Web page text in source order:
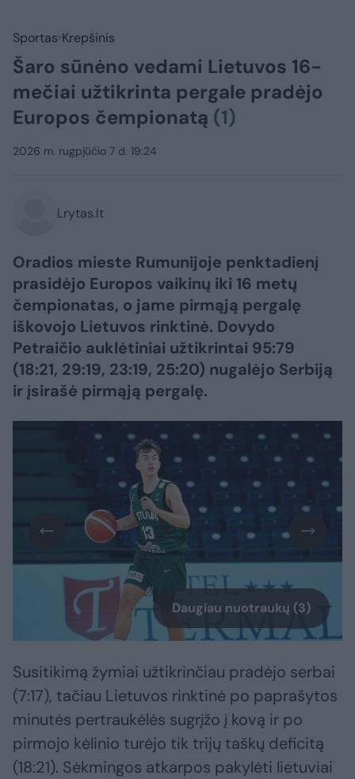
Sportas Krepšinis
Šaro sūnėno vedami Lietuvos 16-
mečiai užtikrinta pergale pradėjo
Europos čempionatą (1)
2026 m. rugpjūčio 7 d. 19:24
Lrytas.lt
Oradios mieste Rumunijoje penktadienį
prasidėjo Europos vaikinų iki 16 metų
čempionatas, o jame pirmąją pergalę
iškovojo Lietuvos rinktinė. Dovydo
Petraičio auklėtiniai užtikrintai 95:79
(18:21, 29:19, 23:19, 25:20) nugalėjo Serbiją
ir įsirašė pirmąją pergalę.
Daugiau nuotraukų (3)
Susitikimą žymiai užtikrinčiau pradėjo serbai
(7:17), tačiau Lietuvos rinktinė po paprašytos
minutės pertraukėlės sugrįžo į kovą ir po
pirmojo kėlinio turėjo tik trijų taškų deficitą
(18:21). Sėkmingos atkarpos pakylėti lietuviai